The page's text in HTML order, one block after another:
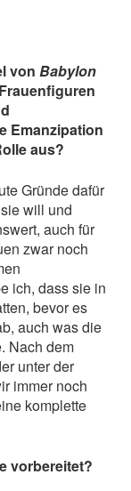
vonBabylon
Emanzipation
aus?
Gründe dafür
will und
auch für
zwar noch
ich, dass sie in
bevor es
auch was die
Nach dem
unter der
immer noch
komplette
vorbereitet?